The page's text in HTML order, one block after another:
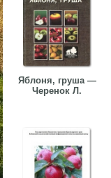
Яблоня, груша —
Черенок Л.
▼